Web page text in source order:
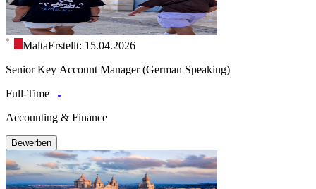
MaltaErstellt: 15.04.2026
Senior Key Account Manager (German Speaking)
Full-Time
Accounting & Finance
Bewerben